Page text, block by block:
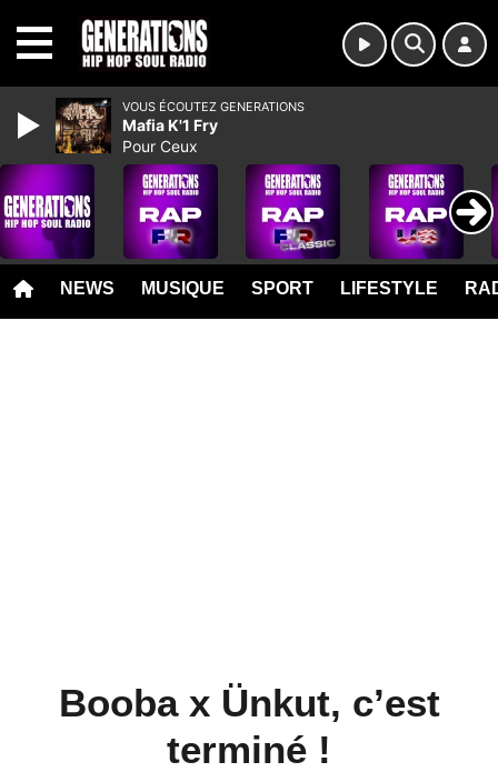
NEWS MUSIQUE SPORT LIFESTYLE
Booba x Ünkut, c’est
terminé !
VOUS ÉCOUTEZ GENERATIONS
Mafia K'1 Fry
Pour Ceux